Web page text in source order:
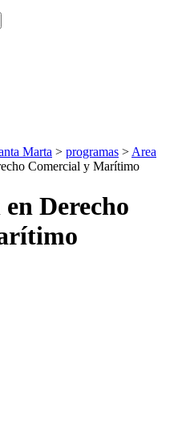
Marta > programas >Area
Comercial y Marítimo
Derecho